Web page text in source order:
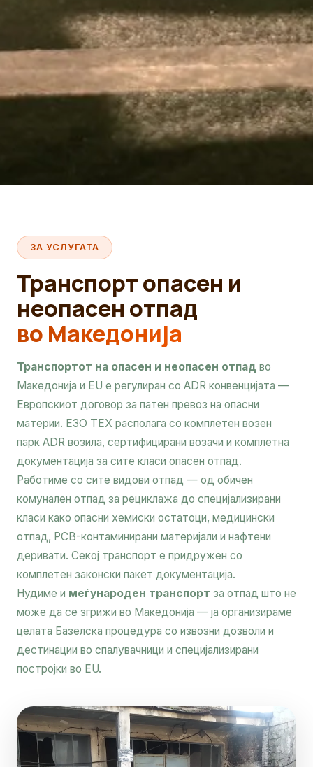
ЗА УСЛУГАТА
Транспорт опасен и
неопасен отпад
во Македонија
Транспортот на опасен и неопасен отпад во
Македонија и EU е регулиран со ADR конвенцијата —
Европскиот договор за патен превоз на опасни
материи. ЕЗО ТЕХ располага со комплетен возен
парк ADR возила, сертифицирани возачи и комплетна
документација за сите класи опасен отпад.
Работиме со сите видови отпад — од обичен
комунален отпад за рециклажа до специјализирани
класи како опасни хемиски остатоци, медицински
отпад, PCB-контаминирани материјали и нафтени
деривати. Секој транспорт е придружен со
комплетен законски пакет документација.
Нудиме и меѓународен транспорт за отпад што не
може да се згрижи во Македонија — ја организираме
целата Базелска процедура со извозни дозволи и
дестинации во спалувачници и специјализирани
постројки во EU.